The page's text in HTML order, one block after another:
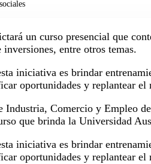
un curso presencial que
inversiones, entre otros temas.
iniciativa es brindar
oportunidades y replantear
Industria, Comercio y Empleo
que brinda la Universidad
iniciativa es brindar
oportunidades y replantear